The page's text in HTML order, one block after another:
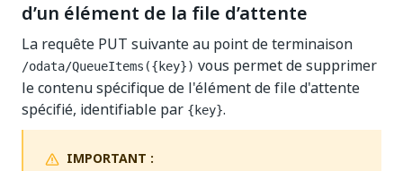
d’un élément de la file d’attente
La requête PUT suivante au point de terminaison
/odata/QueueItems({key}) vous permet de supprimer
le contenu spécifique de l'élément de file d'attente
spécifié, identifiable par {key}.
IMPORTANT :